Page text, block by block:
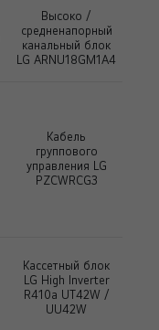
Высоко /
средненапорный
канальный блок
LG ARNU18GM1A4
Кабель
группового
управления LG
PZCWRCG3
Кассетный блок
LG High Inverter
R410a UT42W /
UU42W